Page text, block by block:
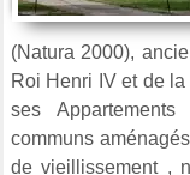
(Natura 2000),
Roi Henri IV et de
ses
communs
de vieillissement ,